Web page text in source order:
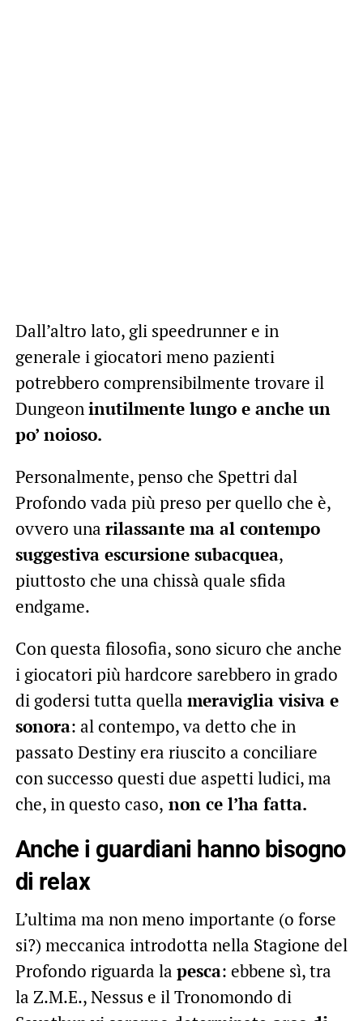
Dall’altro lato, gli speedrunner e in
generale i giocatori meno pazienti
potrebbero comprensibilmente trovare il
Dungeoninutilmente lungo e anche un
po’ noioso.
Personalmente, penso che Spettri dal
Profondo vada più preso per quello che è,
ovvero una rilassante ma al contempo
suggestiva escursione subacquea,
piuttosto che una chissà quale sfida
endgame.
Con questa filosofia, sono sicuro che anche
i giocatori più hardcore sarebbero in grado
di godersi tutta quella meraviglia visiva e
sonora: al contempo, va detto che in
passato Destiny era riuscito a conciliare
con successo questi due aspetti ludici, ma
che, in questo caso, non ce l’ha fatta.
Anche i guardiani hanno bisogno
di relax
L’ultima ma non meno importante (o forse
si?) meccanica introdotta nella Stagione del
Profondo riguarda la pesca: ebbene sì, tra
la Z.M.E., Nessus e il Tronomondo di